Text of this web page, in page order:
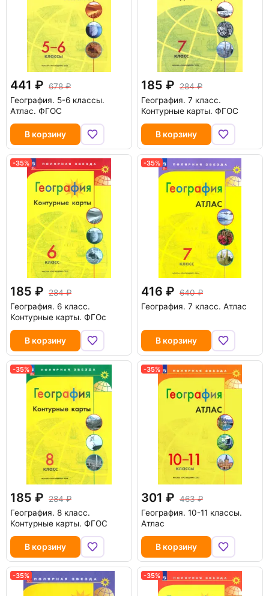
441
678
География. 5-6 классы.
Атлас. ФГОС
В корзину
185
284
География. 7 класс.
Контурные карты. ФГОС
В корзину
-35%
185
284
География. 6 класс.
Контурные карты. ФГОс
В корзину
-35%
416
640
География. 7 класс. Атлас
В корзину
-35%
185
284
География. 8 класс.
Контурные карты. ФГОС
В корзину
-35%
301
463
География. 10-11 классы.
Атлас
В корзину
-35% -35%